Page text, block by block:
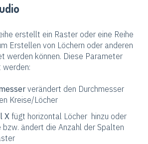
erstellt ein Raster oder eine Reihe
Erstellen von Löchern oder anderen
werden können. Diese Parameter
werden:
verändert den Durchmesser
Kreise/Löcher
Xfügt horizontal Löcher hinzu oder
ändert die Anzahl der Spalten